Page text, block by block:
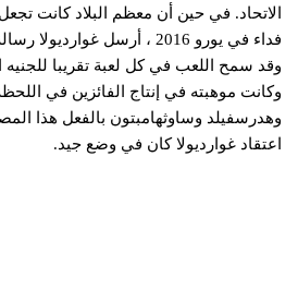
الاتحاد. في حين أن معظم البلاد كانت
فداء في يورو 2016 ، أرسل
وقد سمح اللعب في كل لعبة تقريبا للجنيه
وكانت موهبته في إنتاج الفائزين في
وهدرسفيلد وساوثهامبتون بالفعل هذا
اعتقاد غوارديولا كان في وضع جيد.